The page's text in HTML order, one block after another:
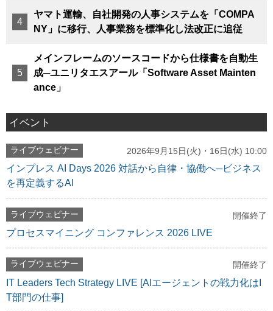
ヤマト運輸、自社開発の人事システムを「COMPA
NY」に移行、人事業務を標準化し法改正に追従
メインフレームのソースコードから仕様書を自動生
成─ユニリタエスアール「Software Asset Mainten
ance」
イベント
ライブウェビナー 2026年9月15日(火)・16日(水) 10:00
インプレス AI Days 2026 対話から自律・協働へ─ビジネス
を再定義するAI
ライブウェビナー 開催終了
プロセスマイニング コンファレンス 2026 LIVE
ライブウェビナー 開催終了
IT Leaders Tech Strategy LIVE [AIエージェントの戦力化はI
T部門の仕事]